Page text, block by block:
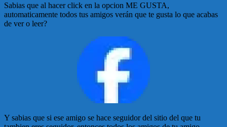
Sabias que al hacer click en la opcion ME GUSTA,
automaticamente todos tus amigos verán que te gusta lo que acabas
de ver o leer?
Y sabias que si ese amigo se hace seguidor del sitio del que tu